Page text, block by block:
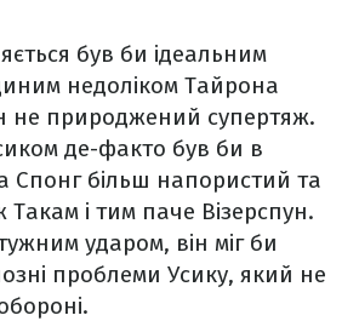
був би ідеальним
недоліком Тайрона
не природжений супертяж.
де-факто був би в
Спонг більш напористий та
і тим паче Візерспун.
ударом, він міг би
проблеми Усику, який не